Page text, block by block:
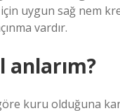
uygun sağ nem
vardır.
anlarım?
kuru olduğuna